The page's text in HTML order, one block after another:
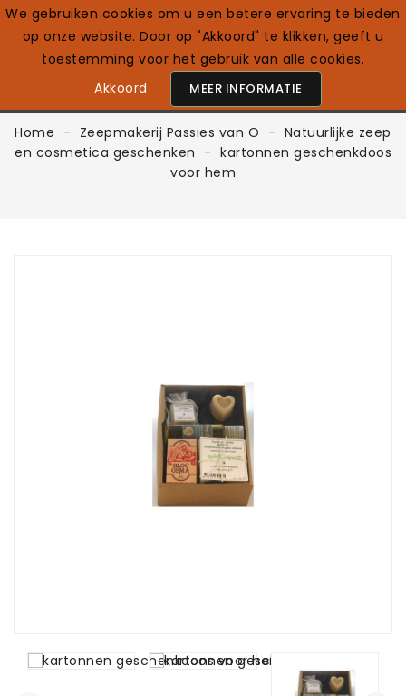
We gebruiken cookies om u een betere ervaring te bieden
op onze website. Door op "Akkoord" te klikken, geeft u
toestemming voor het gebruik van alle cookies.
Akkoord
MEER INFORMATIE
Nederlands 
Home Zeepmakerij Passies van O
Natuurlijke zeep
en cosmetica geschenken
kartonnen geschenkdoos
voor hem